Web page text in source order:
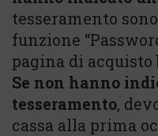
tesseramento
funzione
pagina di
Se non hanno
tesseramento,
cassa alla prima